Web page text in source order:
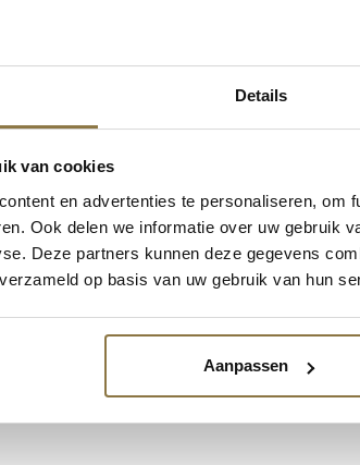
Details
van cookies
en advertenties te personaliseren, om
Ook delen we informatie over uw gebruik
Deze partners kunnen deze gegevens
op basis van uw gebruik van hun
Aanpassen